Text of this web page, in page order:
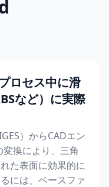
ロセス中に滑
など）に実際
）からCADエン
変換により、三角
た表面に効果的に
には、ベースファ